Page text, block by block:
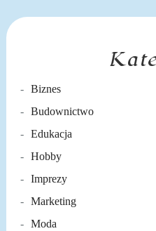
Biznes
Budownictwo
Edukacja
Hobby
Imprezy
Marketing
Moda